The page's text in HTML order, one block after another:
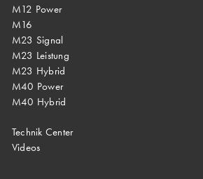
M12 Power
M16
M23 Signal
M23 Leistung
M23 Hybrid
M40 Power
M40 Hybrid
Technik Center
Videos